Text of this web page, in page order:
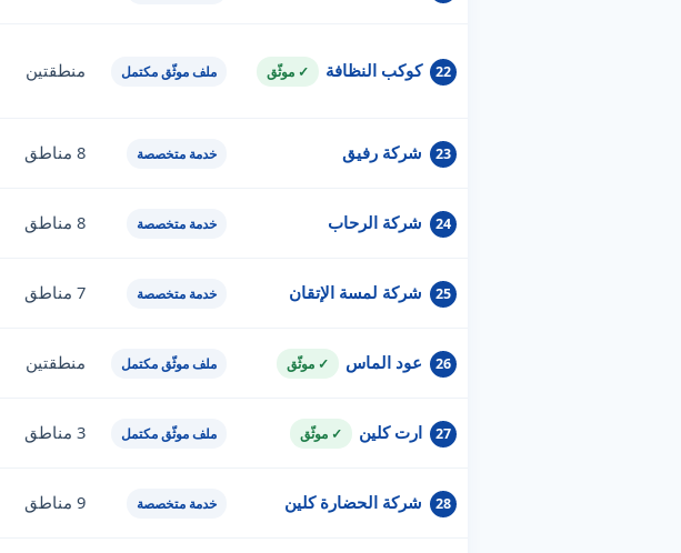
22 كوكب النظافة ✓ موثّق ملف موثّق مكتمل منطقتين
23 شركة رفيق خدمة متخصصة 8 مناطق
24 شركة الرحاب خدمة متخصصة 8 مناطق
25 شركة لمسة الإتقان خدمة متخصصة 7 مناطق
26 عود الماس ✓ موثّق ملف موثّق مكتمل منطقتين
27 ارت كلين ✓ موثّق ملف موثّق مكتمل 3 مناطق
28 شركة الحضارة كلين خدمة متخصصة 9 مناطق